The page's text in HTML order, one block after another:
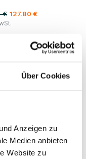
Über Cookies
Anzeigen zu
Medien anbieten
Website zu
€ 127.80 €